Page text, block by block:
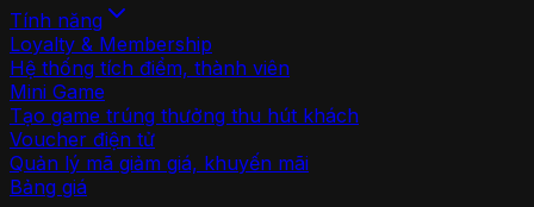
Tính năng
Loyalty & Membership
Hệ thống tích điểm, thành viên
Mini Game
Tạo game trúng thưởng thu hút khách
Voucher điện tử
Quản lý mã giảm giá, khuyến mãi
Bảng giá